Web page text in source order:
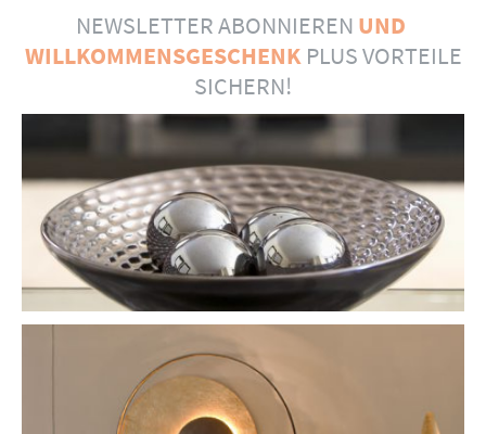
NEWSLETTER ABONNIEREN UND
WILLKOMMENSGESCHENK PLUS VORTEILE
SICHERN!